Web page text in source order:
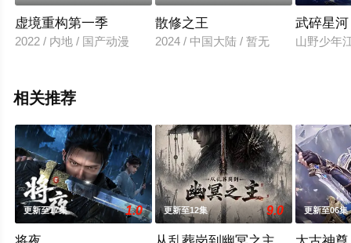
虚境重构第一季
2022 / 内地 / 国产动漫
散修之王
2024 / 中国大陆 / 暂无
武碎星河
山野少年
相关推荐
更新至17集 1.0 更新至12集 9.0 更新至06集